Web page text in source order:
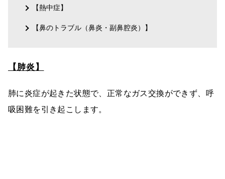
【熱中症】
【鼻のトラブル（鼻炎・副鼻腔炎）】
【肺炎】
肺に炎症が起きた状態で、正常なガス交換ができず、呼
吸困難を引き起こします。